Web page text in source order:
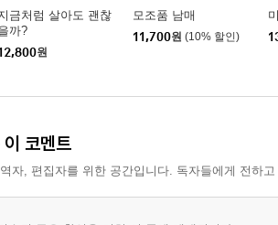
금처럼 살아도 괜찮
까?
원
모조품 남매
11,700원 (10% 할인)
이 코멘트
자, 편집자를 위한 공간입니다. 독자들에게 전하